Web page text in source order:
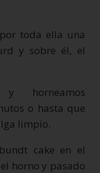
toda ella una
y sobre él, el
horneamos
o hasta que
limpio.
cake en el
horno y pasado